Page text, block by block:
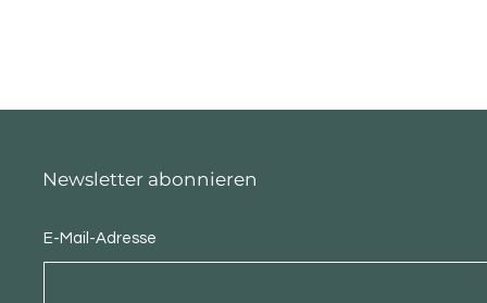
Newsletter abonnieren
E-Mail-Adresse